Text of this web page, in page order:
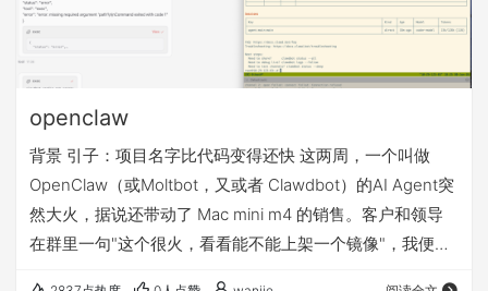
openclaw
背景 引子：项目名字比代码变得还快 这两周，一个叫做
OpenClaw（或Moltbot，又或者 Clawdbot）的AI Agent突
然大火，据说还带动了 Mac mini m4 的销售。客户和领导
在群里一句"这个很火，看看能不能上架一个镜像"，我便开